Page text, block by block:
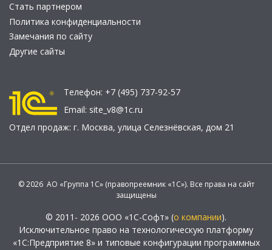
Стать партнером
Политика конфиденциальности
Замечания по сайту
Другие сайты
Телефон: +7 (495) 737-92-57
Email: site_v8@1c.ru
Отдел продаж: г. Москва, улица Селезнёвская, дом 21
© 2026 АО «Группа 1С» (правопреемник «1С»). Все права на сайт
защищены
© 2011- 2026 ООО «1С-Софт» (о компании).
Исключительное право на технологическую платформу
«1С:Предприятие 8» и типовые конфигурации программных